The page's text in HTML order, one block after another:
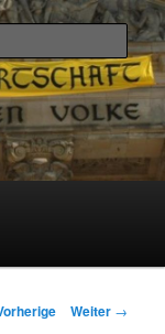
Weiter →